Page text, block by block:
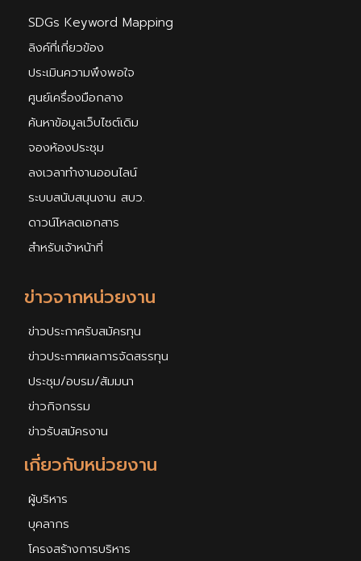
เกี่ยวกับหน่วยงาน
ผู้บริหาร
บุคลากร
โครงสร้างการบริหาร
ข่าวจากหน่วยงาน
ข่าวประกาศรับสมัครทุน
ข่าวประกาศผลการจัดสรรทุน
ประชุม/อบรม/สัมมนา
ข่าวกิจกรรม
ข่าวรับสมัครงาน
SDGs Keyword Mapping
ลิงค์ที่เกี่ยวข้อง
ประเมินความพึงพอใจ
ศูนย์เครื่องมือกลาง
ค้นหาข้อมูลเว็บไซต์เดิม
จองห้องประชุม
ลงเวลาทำงานออนไลน์
ระบบสนับสนุนงาน สบว.
ดาวน์โหลดเอกสาร
สำหรับเจ้าหน้าที่